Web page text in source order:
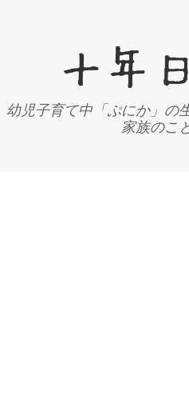
幼児子育て中「ぷにか」の
家族のこ